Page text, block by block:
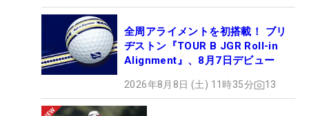
全周アライメントを初搭載！ ブリ
ヂストン『TOUR B JGR Roll-in
Alignment』、8月7日デビュー
2026年8月8日 (土) 11時35分 13